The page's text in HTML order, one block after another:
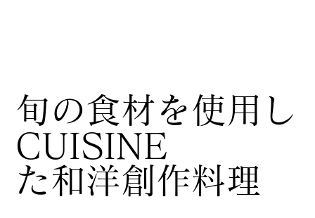
CUISINE
​旬の食材を使用し
た和洋創作料理